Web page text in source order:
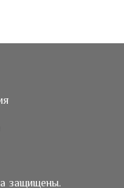
защищены.